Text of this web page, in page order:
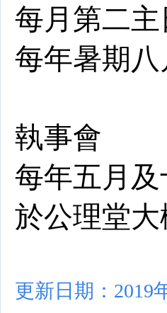
每月第二
每年暑期
執事會
每年五月
於公理堂
更新日期：2019